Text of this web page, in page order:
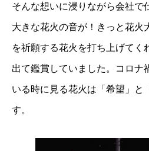
そんな想いに浸りながら会社で
大きな花火の音が！きっと花火
を祈願する花火を打ち上げてく
出て鑑賞していました。コロナ
いる時に見る花火は「希望」と
す。